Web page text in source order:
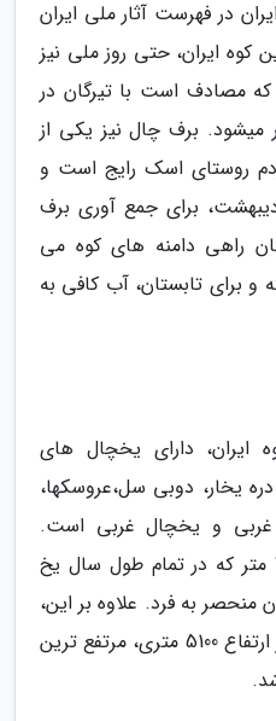
در فهرست آثار ملی ایران
کوه ایران، حتی روز ملی نیز
مصادف است با تیرگان در
میشود. برف چال نیز یکی از
روستای اسک رایج است و
برای جمع آوری برف
راهی دامنه های کوه می
و برای تابستان، آب کافی به
ایران، دارای یخچال های
یخار، دوبی سل،عروسکها،
و یخچال غربی است.
آبشاری هم دارد به بلندای 7 متر که در تمام طول سال یخ
منحصر به فرد. علاوه بر این،
آبشار یخی ، با قرار داشتن در ارتفاع 5100 متری، مرتفع ترین